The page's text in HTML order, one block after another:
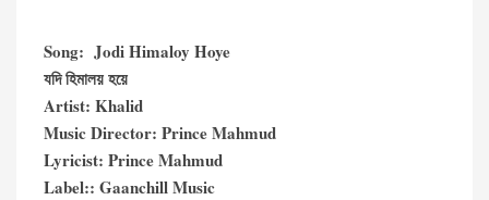
Song: Jodi Himaloy Hoye
যদি হিমালয় হয়ে
Artist: Khalid
Music Director: Prince Mahmud
Lyricist: Prince Mahmud
Label:: Gaanchill Music